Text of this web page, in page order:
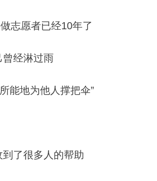
志愿者已经10年了
曾经淋过雨
能地为他人撑把伞”
到了很多人的帮助